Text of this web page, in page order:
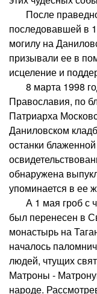
После
последовавшей в
могилу на
призывали ее в
исцеление и
8 марта 1998
Православия, по
Патриарха
Даниловском
останки
обнаружена
упоминается в ее
А 1 мая гроб с
был перенесен в
монастырь на
началось
людей, чтущих
Матроны -
народе.